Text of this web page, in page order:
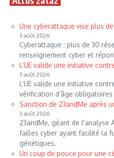
Une cyberattaque vise plus
3 août 2026
Cyberattaque : plus de 30
renseignement cyber et
L’UE valide une initiative
3 août 2026
L’UE valide une initiative
vérification d’âge
Sanction de 23andMe après
3 août 2026
23andMe, géant de l'analyse
failles cyber ayant facilité la
génétiques.
Un coup de pouce pour une